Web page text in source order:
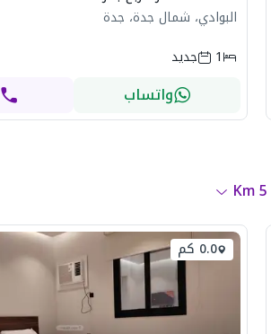
البوادي، شمال جدة، جدة
1
جديد
واتساب
5
Km
0.0 كم